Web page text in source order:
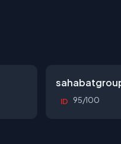
ID 95/100